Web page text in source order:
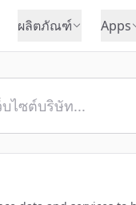
ผลิตภัณฑ์ Apps